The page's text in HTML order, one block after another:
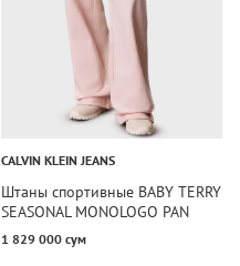
CALVIN KLEIN JEANS
Штаны спортивные BABY TERRY
SEASONAL MONOLOGO PAN
1 829 000 сум